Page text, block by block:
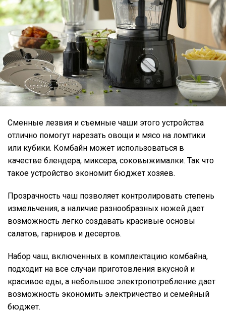
Сменные лезвия и съемные чаши этого устройства
отлично помогут нарезать овощи и мясо на ломтики
или кубики. Комбайн может использоваться в
качестве блендера, миксера, соковыжималки. Так что
такое устройство экономит бюджет хозяев.
Прозрачность чаш позволяет контролировать степень
измельчения, а наличие разнообразных ножей дает
возможность легко создавать красивые основы
салатов, гарниров и десертов.
Набор чаш, включенных в комплектацию комбайна,
подходит на все случаи приготовления вкусной и
красивое еды, а небольшое электропотребление дает
возможность экономить электричество и семейный
бюджет.